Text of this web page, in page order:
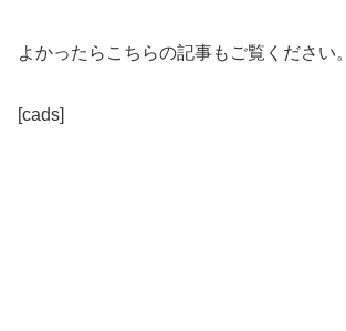
よかったらこちらの記事もご覧ください。
[cads]